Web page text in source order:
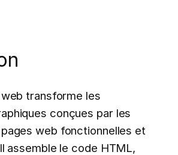
web transforme les
conçues par les
web fonctionnelles et
assemble le code HTML,